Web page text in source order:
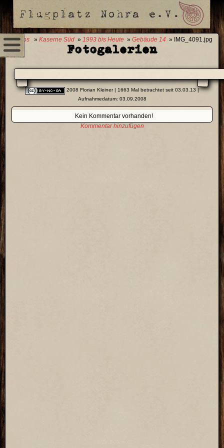
0 Fotos » Kaserne Süd » 1993 bis Heute » Gebäude 14 » IMG_4091.jpg
Fotogalerien
2008 Florian Kleiner| 1663 Mal betrachtet seit 03.03.13 |
Aufnahmedatum: 03.09.2008
Kein Kommentar vorhanden!
Kommentar hinzufügen